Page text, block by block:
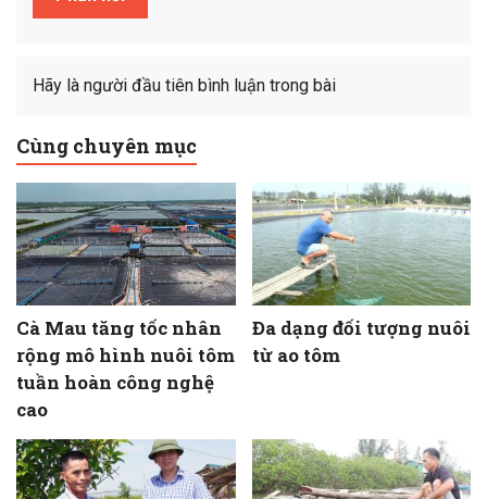
Hãy là người đầu tiên bình luận trong bài
Cùng chuyên mục
Cà Mau tăng tốc nhân
rộng mô hình nuôi tôm
tuần hoàn công nghệ
cao
Đa dạng đối tượng nuôi
từ ao tôm